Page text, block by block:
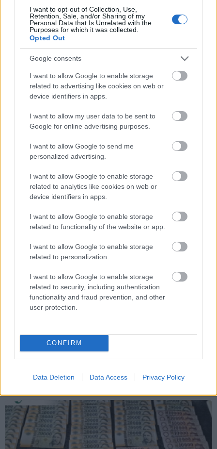
I want to opt-out of Collection, Use,
Retention, Sale, and/or Sharing of my
Personal Data that Is Unrelated with the
Purposes for which it was collected.
Opted Out
Google consents
I want to allow Google to enable storage
related to advertising like cookies on web or
device identifiers in apps.
I want to allow my user data to be sent to
Google for online advertising purposes.
I want to allow Google to send me
personalized advertising.
I want to allow Google to enable storage
related to analytics like cookies on web or
device identifiers in apps.
I want to allow Google to enable storage
related to functionality of the website or app.
I want to allow Google to enable storage
related to personalization.
I want to allow Google to enable storage
related to security, including authentication
functionality and fraud prevention, and other
user protection.
CONFIRM
Data Deletion Data Access Privacy Policy
Kommentek
A hozzászólások avonatkozó jogszabályokértelmében felhasználói
tartalomnak minősülnek, értük aszolgáltatás technikai
Felhasználási feltételekben
adatvédelmi tájékoztatóban.
Ajánlott bejegyzések